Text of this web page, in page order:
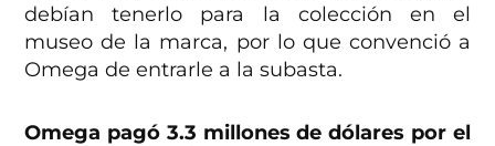
debían tenerlo para la colección en el
museo de la marca, por lo que convenció a
Omega de entrarle a la subasta.
Omega pagó 3.3 millones de dólares por el